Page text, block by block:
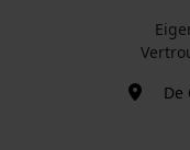
De